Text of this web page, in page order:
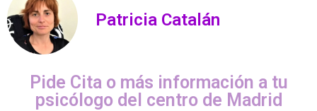
Patricia Catalán
Pide Cita o más información a tu
psicólogo del centro de Madrid